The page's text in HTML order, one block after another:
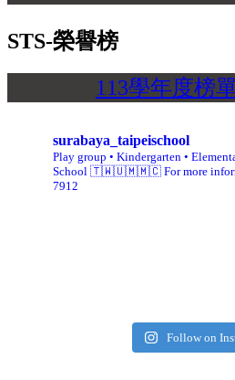
STS-榮譽榜
113學年度榜
surabaya_taipeischool
Play group • Kindergarten •
School 🇹🇼🇺🇲🇲🇨 For more
7912
Follow on